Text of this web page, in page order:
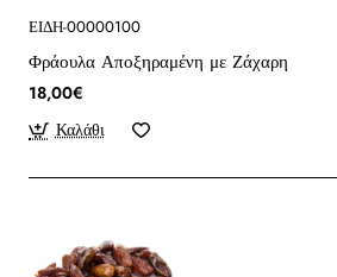
ΕΙΔΗ-00000100
Φράουλα Αποξηραμένη με Ζάχαρη
18,00€
Καλάθι